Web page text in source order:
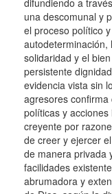
una descomunal y
el proceso político
autodeterminación,
solidaridad y el
persistente
evidencia vista sin
agresores
políticas y
creyente por
de creer y ejercer
de manera privada
facilidades
abrumadora y